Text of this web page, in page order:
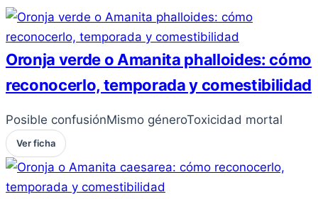
Oronja verde o Amanita phalloides: cómo
reconocerlo, temporada y comestibilidad
Posible confusiónMismo géneroToxicidad mortal
Ver ficha